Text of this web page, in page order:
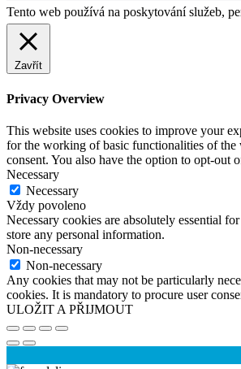
Tento web používá na poskytování služeb,
Zavřít
Privacy Overview
This website uses cookies to improve your
for the working of basic functionalities of the
consent. You also have the option to opt-out
Necessary
Necessary
Vždy povoleno
Necessary cookies are absolutely essential
store any personal information.
Non-necessary
Non-necessary
Any cookies that may not be particularly
cookies. It is mandatory to procure user
ULOŽIT A PŘIJMOUT